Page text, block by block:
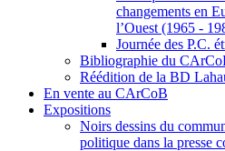
changements en
l’Ouest (1965 -
Journée des P.C.
Bibliographie du
Réédition de la BD
En vente au CArCoB
Expositions
Noirs dessins du
politique dans la presse